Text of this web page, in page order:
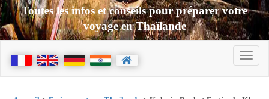
Toutes les infos et conseils pour préparer votre
voyage en Thaïlande